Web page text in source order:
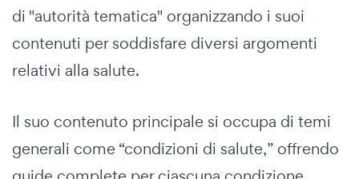
di "autorità tematica" organizzando i suoi
contenuti per soddisfare diversi argomenti
relativi alla salute.
Il suo contenuto principale si occupa di temi
generali come “condizioni di salute,” offrendo